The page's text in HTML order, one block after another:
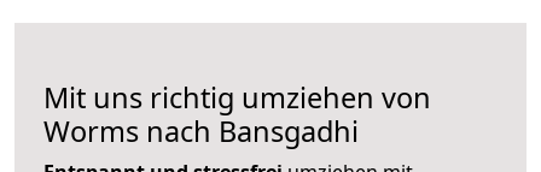
Mit uns richtig umziehen von
Worms nach Bansgadhi